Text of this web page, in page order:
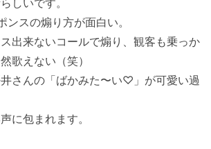
ンスの煽り方が面白い。
出来ないコールで煽り、観客も乗っか
歌えない（笑）
さんの「ばかみた〜い♡」が可愛い過
に包まれます。